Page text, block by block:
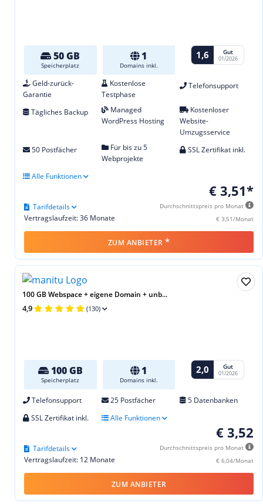
50 GB
Speicherplatz
1
Domains inkl.
1,6 Gut
01/2026
Geld-zurück-
Garantie
Kostenlose
Testphase
Telefonsupport
Tägliches Backup
Managed
WordPress Hosting
Kostenloser
Website-
Umzugsservice
50 Postfächer
Für bis zu 5
Webprojekte
SSL Zertifikat inkl.
Alle Funktionen
€ 3,51*
Durchschnittspreis pro Monat
€ 3,51/Monat
Vertragslaufzeit: 36 Monate
Tarifdetails
ZUM ANBIETER *
100 GB Webspace + eigene Domain + unb...
4,9 (130)
100 GB
Speicherplatz
1
Domains inkl.
2,0 Gut
01/2026
Telefonsupport 25 Postfächer
5 Datenbanken
SSL Zertifikat inkl.
Alle Funktionen
€ 3,52
Durchschnittspreis pro Monat
€ 6,04/Monat
Vertragslaufzeit: 12 Monate
Tarifdetails
ZUM ANBIETER